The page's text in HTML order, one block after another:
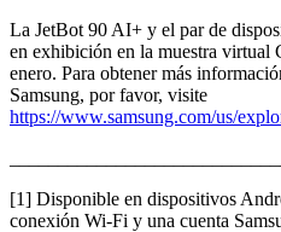
La JetBot 90 AI+ y el par de
en exhibición en la muestra virtual
enero. Para obtener más
Samsung, por favor, visite
https://www.samsung.com/us/
[1] Disponible en dispositivos
conexión Wi-Fi y una cuenta